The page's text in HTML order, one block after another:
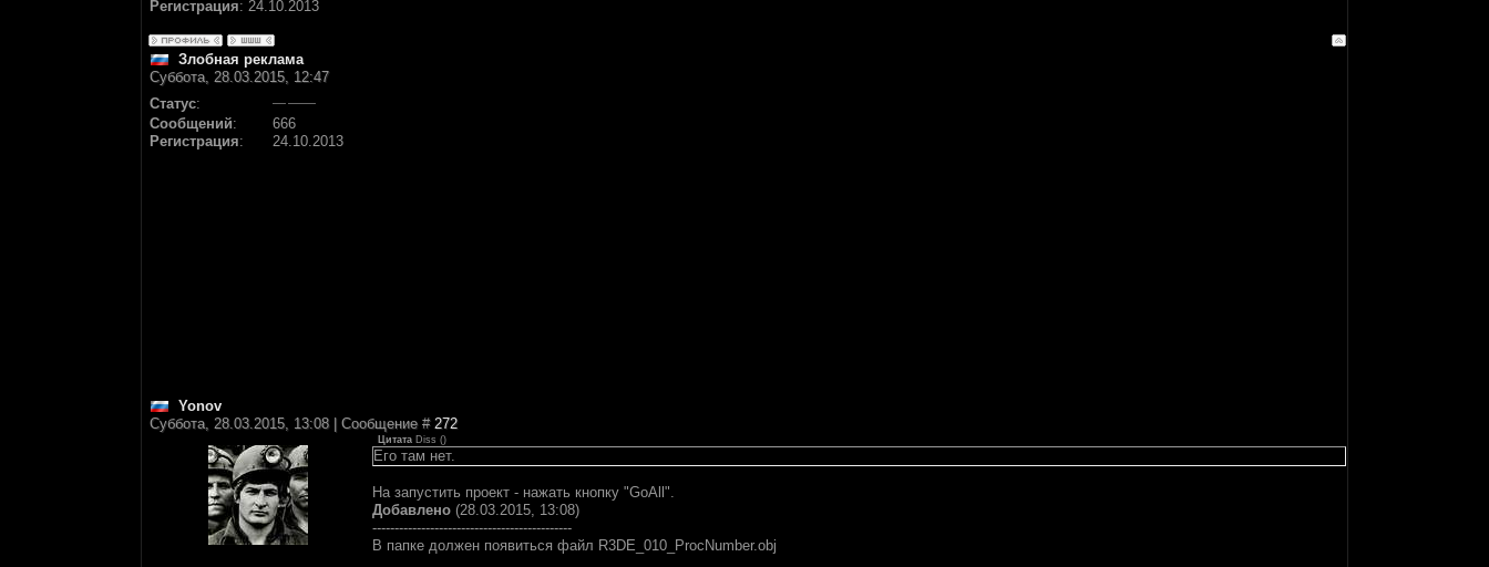
Регистрация: 24.10.2013
Злобная реклама
Суббота, 28.03.2015, 12:47
Статус:
Сообщений:
666
Регистрация: 24.10.2013
Yonov
Суббота, 28.03.2015, 13:08 | Сообщение # 272
Цитата Diss ()
Его там нет.
На запустить проект - нажать кнопку "GoAll".
Добавлено (28.03.2015, 13:08)
---------------------------------------------
В папке должен появиться файл R3DE_010_ProcNumber.obj